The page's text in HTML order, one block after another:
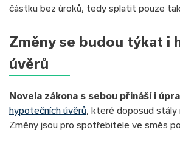
částku bez úroků, tedy splatit pouze
Změny se budou týkat i
úvěrů
Novela zákona s sebou přináší i
hypotečních úvěrů, které doposud stály
Změny jsou pro spotřebitele ve směs